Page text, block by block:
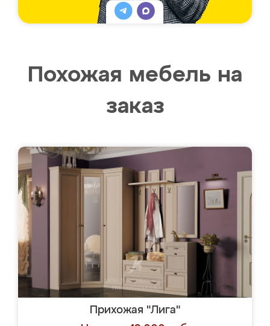
Похожая мебель на
заказ
Прихожая "Лига"